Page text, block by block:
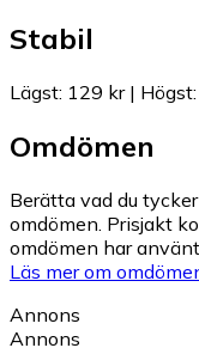
Stabil
Lägst: 129 kr| Högst:
Omdömen
Berätta vad du
omdömen. Prisjakt
omdömen har
Läs mer om
Annons
Annons